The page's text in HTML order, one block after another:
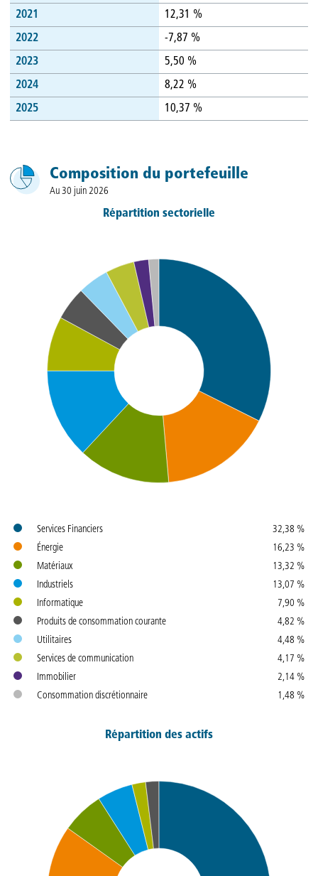
2021 12,31 %
2022 -7,87 %
2023 5,50 %
2024 8,22 %
2025 10,37 %
Composition du portefeuille
Au 30 juin 2026
Répartition sectorielle
Couleurs
Nom
Pondération
Services Financiers
32,38 %
Énergie
16,23 %
Matériaux
13,32 %
Industriels
13,07 %
Informatique
7,90 %
Produits de consommation courante
4,82 %
Utilitaires
4,48 %
Services de communication
4,17 %
Immobilier
2,14 %
Consommation discrétionnaire
1,48 %
Répartition des actifs